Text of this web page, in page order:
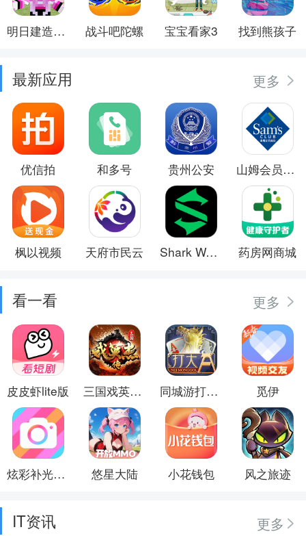
明日建造大师 战斗吧陀螺 宝宝看家3 找到熊孩子
最新应用 更多
优信拍 和多号 贵州公安 山姆会员商店
枫以视频 天府市民云 Shark Wear 药房网商城
看一看 更多
皮皮虾lite版 三国戏英杰传 同城游打大A 觅伊
炫彩补光相机 悠星大陆 小花钱包 风之旅迹
IT资讯
更多